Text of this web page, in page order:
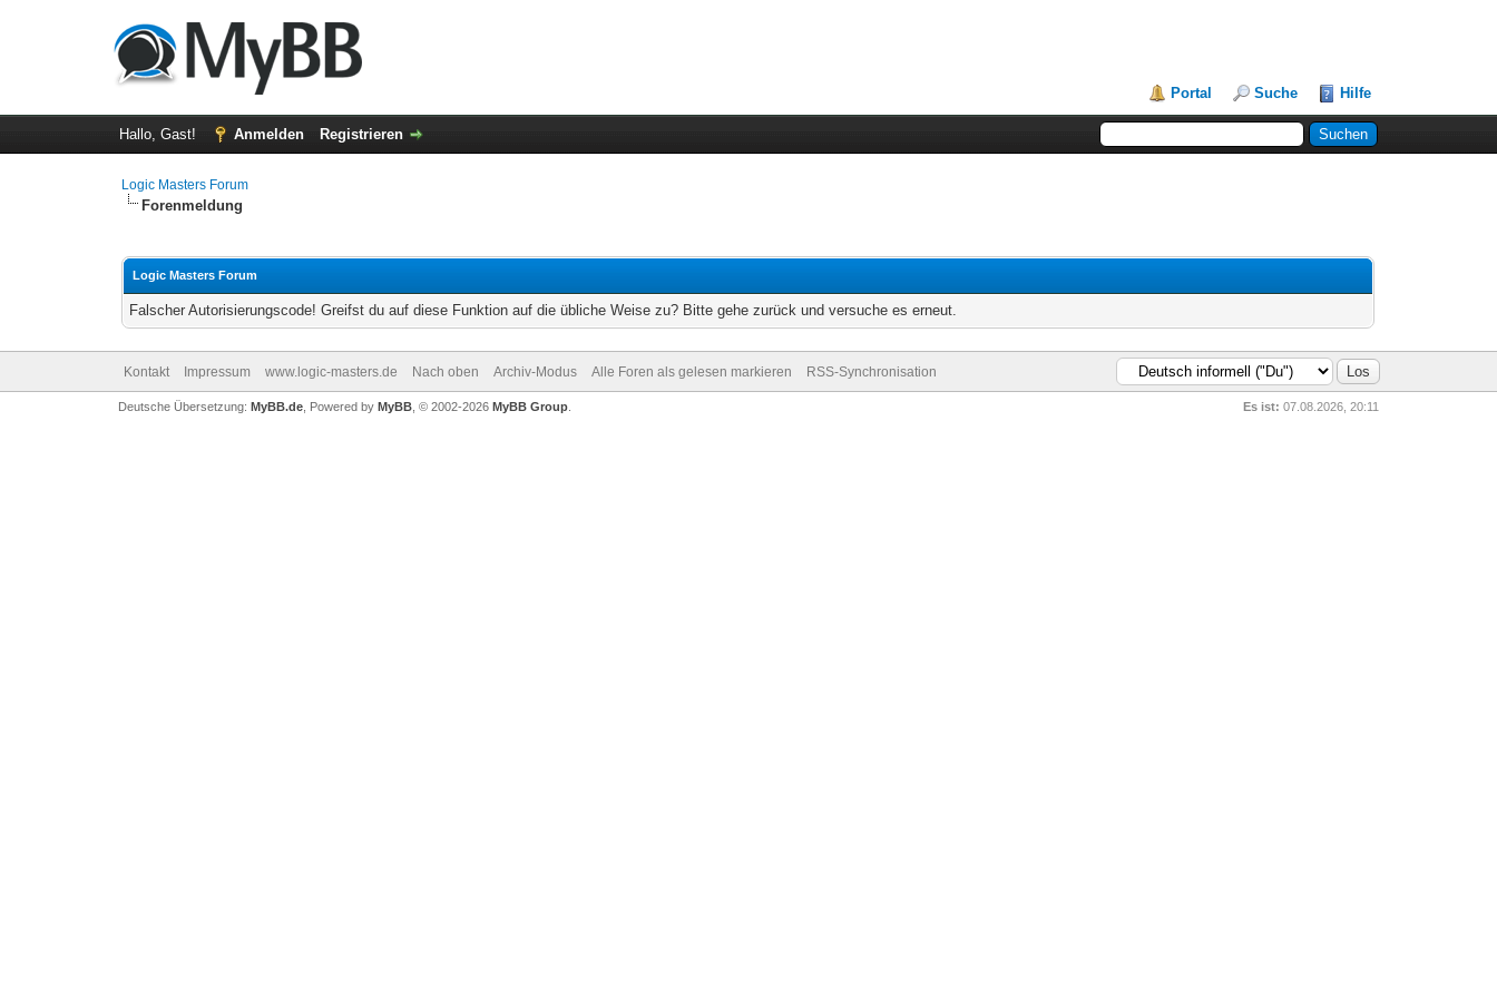
Portal Suche Hilfe
Hallo, Gast! Anmelden Registrieren
Logic Masters Forum
Forenmeldung
Logic Masters Forum
Falscher Autorisierungscode! Greifst du auf diese Funktion auf die übliche Weise zu? Bitte gehe zurück und versuche es erneut.
Kontakt Impressum www.logic-masters.de Nach oben Archiv-Modus Alle Foren als gelesen markieren RSS-Synchronisation
Es ist: 07.08.2026, 20:11
Deutsche Übersetzung: MyBB.de, Powered by MyBB, © 2002-2026 MyBB Group.